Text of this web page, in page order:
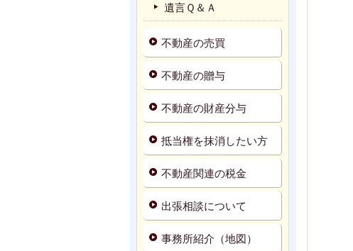
遺言Ｑ＆Ａ
不動産の売買
不動産の贈与
不動産の財産分与
抵当権を抹消したい方
不動産関連の税金
出張相談について
事務所紹介（地図）